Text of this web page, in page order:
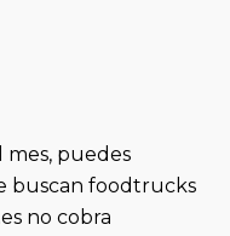
mes, puedes
buscan foodtrucks
no cobra